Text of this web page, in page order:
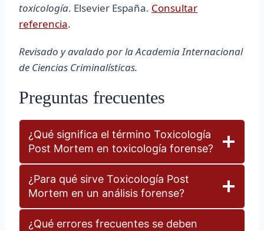
toxicología. Elsevier España. Consultar
referencia.
Revisado y avalado por la Academia Internacional
de Ciencias Criminalísticas.
Preguntas frecuentes
¿Qué significa el término Toxicología
Post Mortem en toxicología forense?
¿Para qué sirve Toxicología Post
Mortem en un análisis forense?
¿Qué errores frecuentes se deben